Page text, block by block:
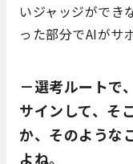
いジャッジができ
った部分でAIがサ
－選考ルートで
サインして、そ
か、そのような
よね。